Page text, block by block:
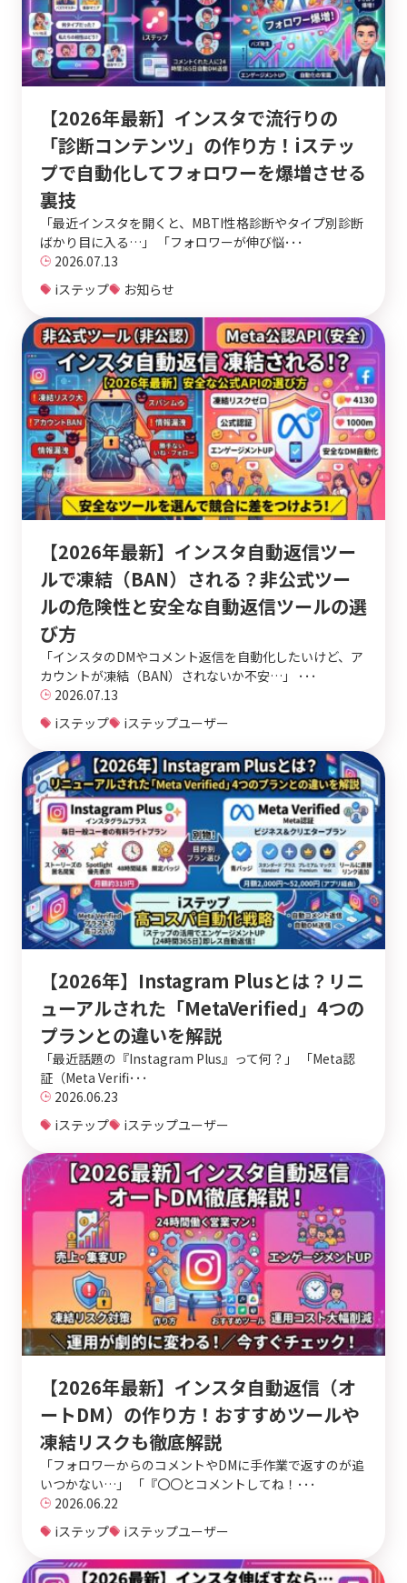
【2026年最新】インスタで流行りの
「診断コンテンツ」の作り方！iステッ
プで自動化してフォロワーを爆増させる
裏技
「最近インスタを開くと、MBTI性格診断やタイプ別診断
ばかり目に入る…」 「フォロワーが伸び悩･･･
2026.07.13
iステップ
お知らせ
【2026年最新】インスタ自動返信ツー
ルで凍結（BAN）される？非公式ツー
ルの危険性と安全な自動返信ツールの選
び方
「インスタのDMやコメント返信を自動化したいけど、ア
カウントが凍結（BAN）されないか不安…」 ･･･
2026.07.13
iステップ
iステップユーザー
【2026年】Instagram Plusとは？リニ
ューアルされた「MetaVerified」4つの
プランとの違いを解説
「最近話題の『Instagram Plus』って何？」 「Meta認
証（Meta Verifi･･･
2026.06.23
iステップ
iステップユーザー
【2026年最新】インスタ自動返信（オ
ートDM）の作り方！おすすめツールや
凍結リスクも徹底解説
「フォロワーからのコメントやDMに手作業で返すのが追
いつかない…」 「『〇〇とコメントしてね！･･･
2026.06.22
iステップ
iステップユーザー